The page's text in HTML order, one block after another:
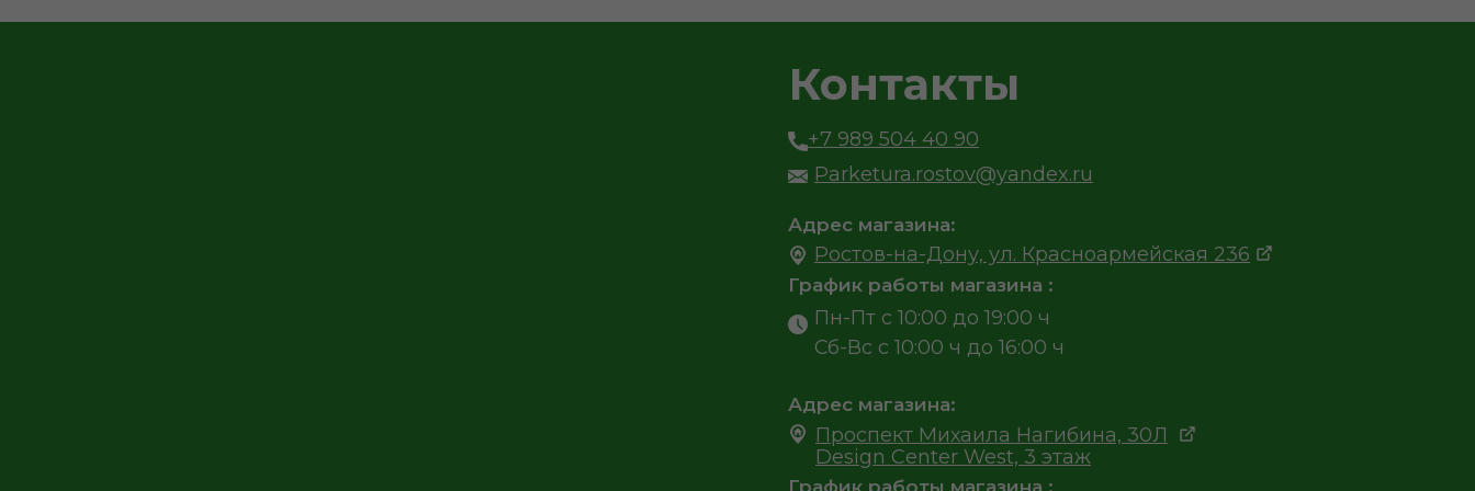
Контакты
График работы магазина :
+7 989 504 40 90
Parketura.rostov@yandex.ru
Ростов-на-Дону, ул. Красноармейская 236
Пн-Пт с 10:00 до 19:00 ч
Сб-Вс с 10:00 ч до 16:00 ч
Проспект Михаила Нагибина, 30Л
Design Center West, 3 этаж
График работы магазина :
Адрес магазина:
Адрес магазина: